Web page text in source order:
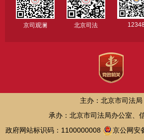
京司观澜 北京司法
主办：北京市司法局
承办：北京市司法局办公室、
政府网站标识码：1100000008
京公网安